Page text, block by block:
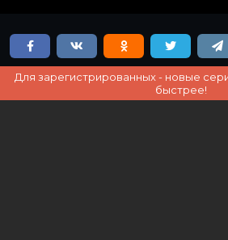
Для зарегистрированных - новые
быстрее!